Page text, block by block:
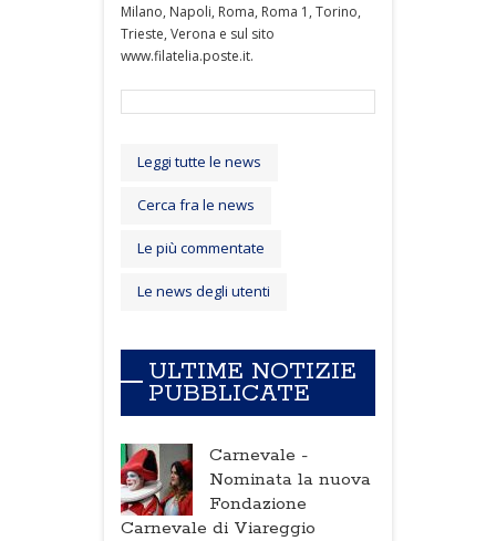
Milano, Napoli, Roma, Roma 1, Torino,
Trieste, Verona e sul sito
www.filatelia.poste.it.
Leggi tutte le news
Cerca fra le news
Le più commentate
Le news degli utenti
ULTIME NOTIZIE
PUBBLICATE
Carnevale -
Nominata la nuova
Fondazione
Carnevale di Viareggio